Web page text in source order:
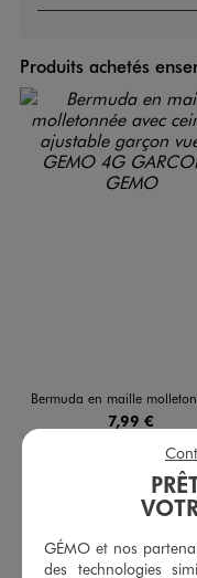
Produits achetés
Bermuda en maille molletonnée avec ceinture
7,99 €
4.5/5 de(24 avis)
AJOUTERAU
GÉMO et nos
des technologies